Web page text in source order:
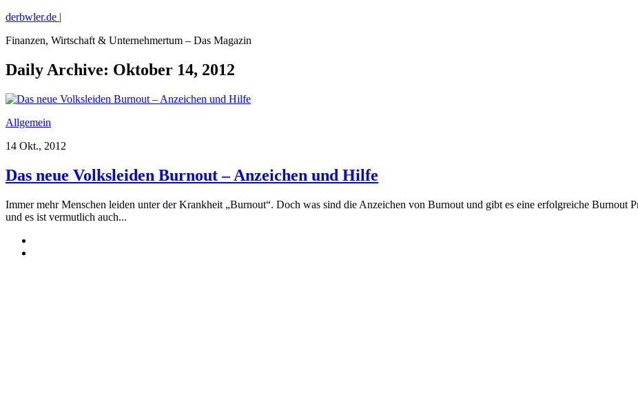
derbwler.de |
Finanzen, Wirtschaft & Unternehmertum – Das Magazin
Daily Archive: Oktober 14, 2012
Allgemein
14 Okt., 2012
Das neue Volksleiden Burnout – Anzeichen und Hilfe
Immer mehr Menschen leiden unter der Krankheit „Burnout“. Doch was sind die Anzeichen von Burnout und gibt es eine erfolgreiche Burnout
und es ist vermutlich auch...